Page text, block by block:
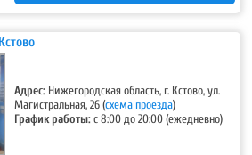
8-910-396-18-16 (ремонт-изготовление радиаторов и баков)
Адрес: Нижегородская область, г. Кстово, ул.
Магистральная, 26(схема проезда)
График работы:с 8:00 до 20:00 (ежедневно)